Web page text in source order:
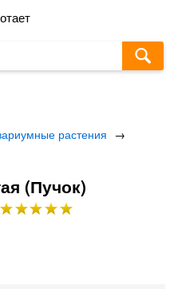
растения →
(Пучок)